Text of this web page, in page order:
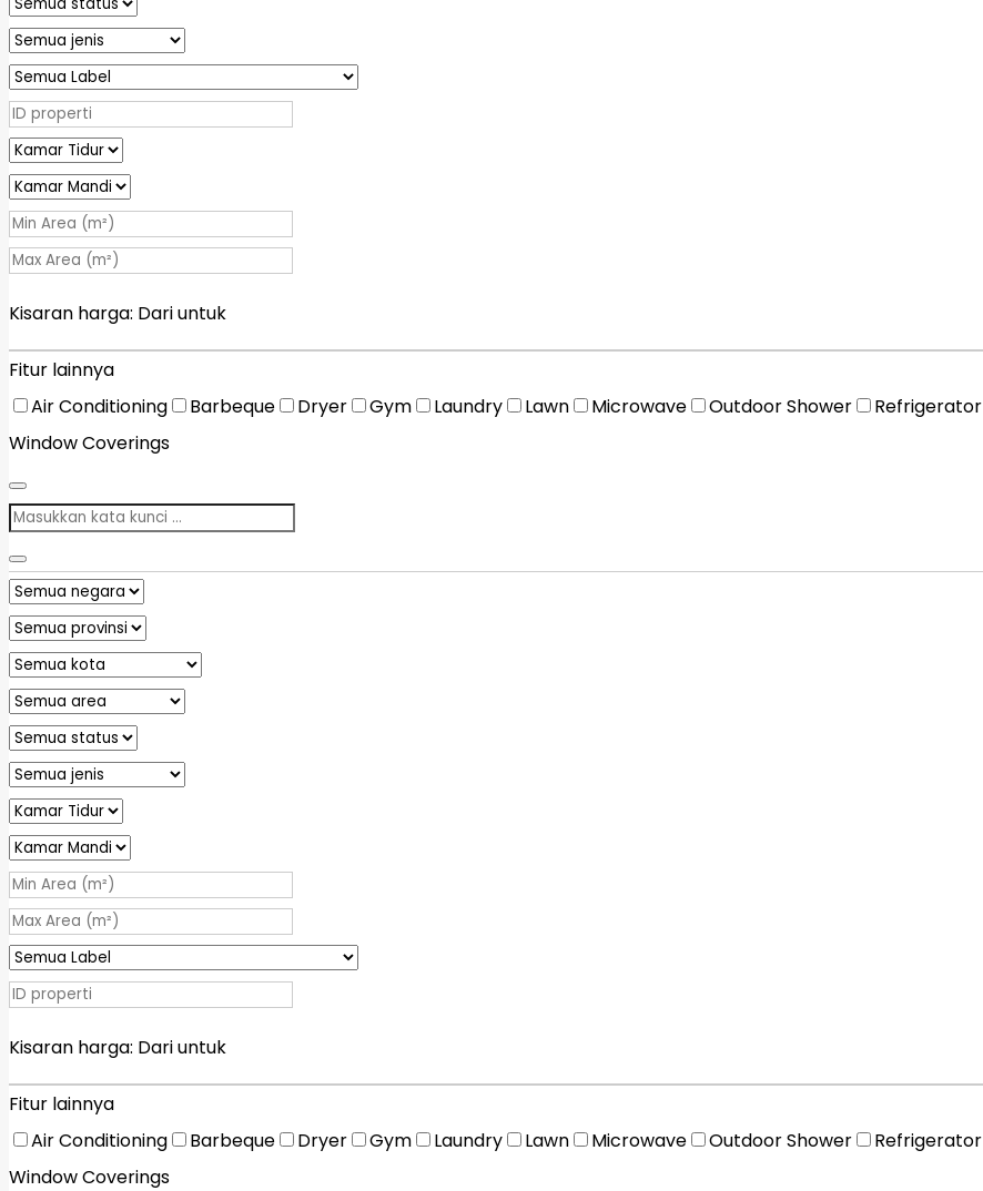
Kisaran harga: Dariuntuk
Fitur lainnya
Air Conditioning
Barbeque Dryer Gym Laundry Lawn Microwave Outdoor Shower Refrigerator
Window Coverings
Kisaran harga: Dariuntuk
Fitur lainnya
Air Conditioning
Barbeque Dryer Gym Laundry Lawn Microwave Outdoor Shower Refrigerator
Window Coverings